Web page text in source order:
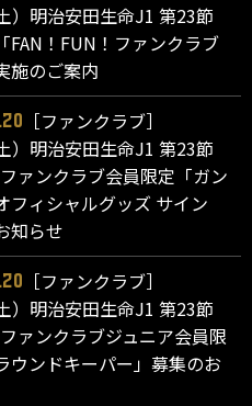
）明治安田生命J1 第23節
FAN！FUN！ファンクラブ
施のご案内
［ファンクラブ］
）明治安田生命J1 第23節
ァンクラブ会員限定「ガン
フィシャルグッズ サイン
知らせ
［ファンクラブ］
）明治安田生命J1 第23節
ァンクラブジュニア会員限
ウンドキーパー」募集のお